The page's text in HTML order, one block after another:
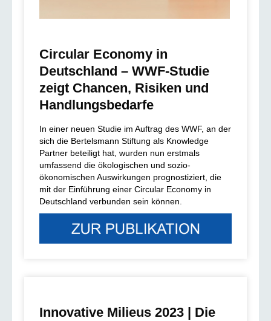
Circular Economy in
Deutschland – WWF-Studie
zeigt Chancen, Risiken und
Handlungsbedarfe
In einer neuen Studie im Auftrag des WWF, an der
sich die Bertelsmann Stiftung als Knowledge
Partner beteiligt hat, wurden nun erstmals
umfassend die ökologischen und sozio-
ökonomischen Auswirkungen prognostiziert, die
mit der Einführung einer Circular Economy in
Deutschland verbunden sein können.
Innovative Milieus 2023 | Die